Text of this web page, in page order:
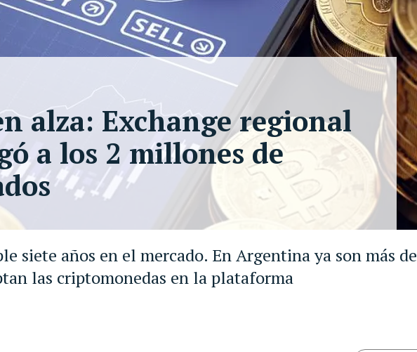
siete años en el mercado. En Argentina ya son más de
las criptomonedas en la plataforma
alza: Exchange regional
a los 2 millones de